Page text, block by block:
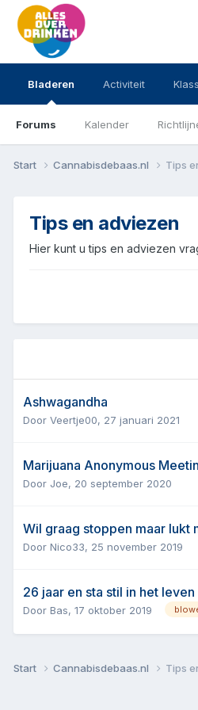
Bladeren
Forums Kalender
Activiteit
Start Cannabisdebaas.nl Tips
Tips en adviezen
Hier kunt u tips en adviezen
Ashwagandha
Door Veertje00, 27 januari 2021
Marijuana Anonymous
Door Joe, 20 september 2020
Wil graag stoppen maar lukt
Door Nico33, 25 november 2019
26 jaar en sta stil in het leven
Door Bas, 17 oktober 2019
Start Cannabisdebaas.nl Tips